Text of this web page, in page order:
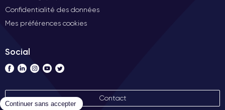
Confidentialité des données
Mes préférences cookies
Social
Contact